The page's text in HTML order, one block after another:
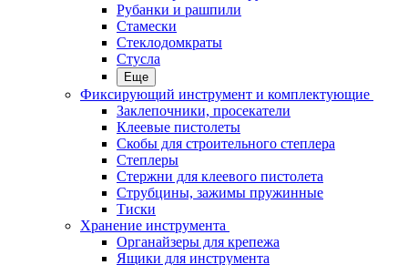
Рубанки и рашпили
Стамески
Стеклодомкраты
Стусла
Еще
Фиксирующий инструмент и комплектующие
Заклепочники, просекатели
Клеевые пистолеты
Скобы для строительного степлера
Степлеры
Стержни для клеевого пистолета
Струбцины, зажимы пружинные
Тиски
Хранение инструмента
Органайзеры для крепежа
Ящики для инструмента